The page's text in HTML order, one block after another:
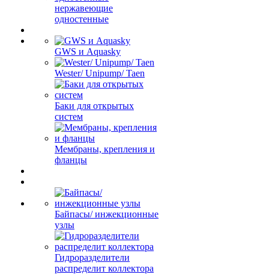
нержавеющие
одностенные
GWS и Aquasky
Wester/ Unipump/ Taen
Баки для открытых
систем
Мембраны, крепления и
фланцы
Байпасы/ инжекционные
узлы
Гидроразделители
распределит коллектора